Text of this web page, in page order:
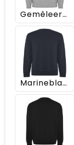
Gemêleerd grijs
Marineblauw